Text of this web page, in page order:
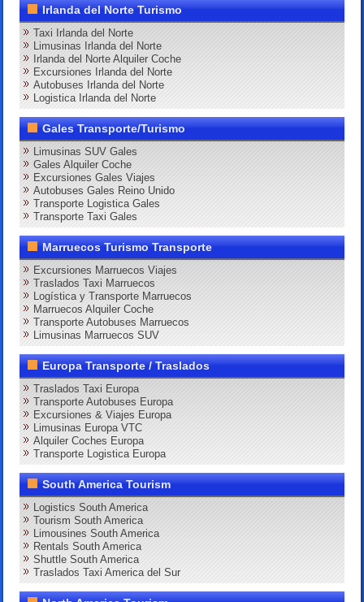
Irlanda del Norte Turismo
Taxi Irlanda del Norte
Limusinas Irlanda del Norte
Irlanda del Norte Alquiler Coche
Excursiones Irlanda del Norte
Autobuses Irlanda del Norte
Logistica Irlanda del Norte
Gales Transporte/Turismo
Limusinas SUV Gales
Gales Alquiler Coche
Excursiones Gales Viajes
Autobuses Gales Reino Unido
Transporte Logistica Gales
Transporte Taxi Gales
Marruecos Turismo Transporte
Excursiones Marruecos Viajes
Traslados Taxi Marruecos
Logística y Transporte Marruecos
Marruecos Alquiler Coche
Transporte Autobuses Marruecos
Limusinas Marruecos SUV
Europa Transporte / Traslados
Traslados Taxi Europa
Transporte Autobuses Europa
Excursiones & Viajes Europa
Limusinas Europa VTC
Alquiler Coches Europa
Transporte Logistica Europa
South America Tourism
Logistics South America
Tourism South America
Limousines South America
Rentals South America
Shuttle South America
Traslados Taxi America del Sur